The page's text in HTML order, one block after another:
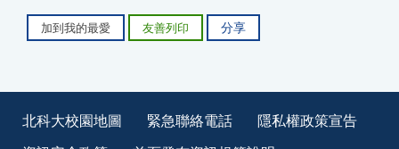
加到我的最愛 友善列印 分享
北科大校園地圖 緊急聯絡電話 隱私權政策宣告